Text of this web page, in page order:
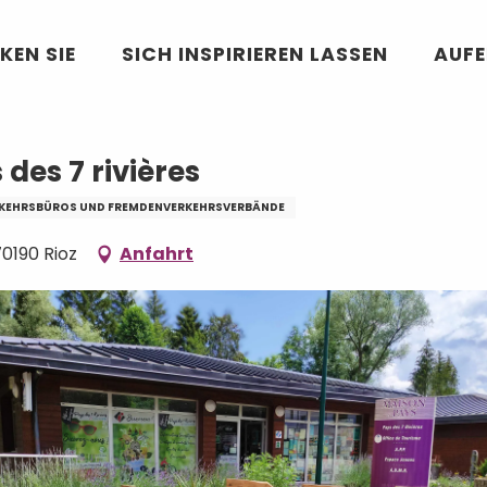
SIE SICH INSPIRIEREN LASSEN
7 rivières
UND FREMDENVERKEHRSVERBÄNDE
Rioz Anfahrt